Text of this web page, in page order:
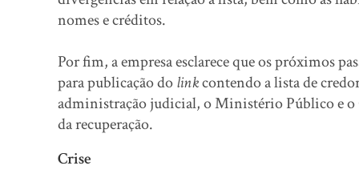
nomes e créditos.
Por fim, a empresa esclarece que os próximos
para publicação dolinkcontendo a lista de
administração judicial, o Ministério Público e o
da recuperação.
Crise